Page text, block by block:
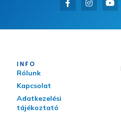
INFO
Rólunk
Kapcsolat
Adatkezelési
tájékoztató